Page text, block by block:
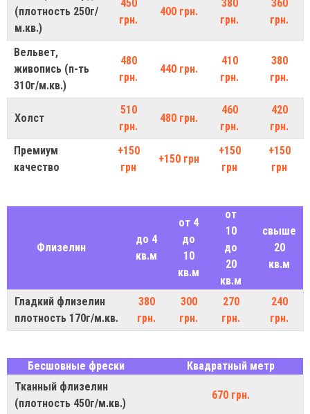
(плотность 250г/
м.кв.)
450
грн.
400 грн.
380
грн.
360
грн.
Вельвет,
живопись (п-ть
310г/м.кв.)
480
грн.
440 грн.
410
грн.
380
грн.
Холст
510
грн.
480 грн.
460
грн.
420
грн.
Премиум
качество
+150
грн
+150 грн
+150
грн
+150
грн
Флизелин
до 4
кв.м
от 4
до
10
кв.м
от
10
до
20
кв.м
свыше
20
кв.м
Гладкий флизелин
плотность 170г/м.кв.
380
грн.
300
грн.
270
грн.
240
грн.
Бесшовные фрески
Квадратный метр
Тканный флизелин
(плотность 450г/м.кв.)
670 грн.